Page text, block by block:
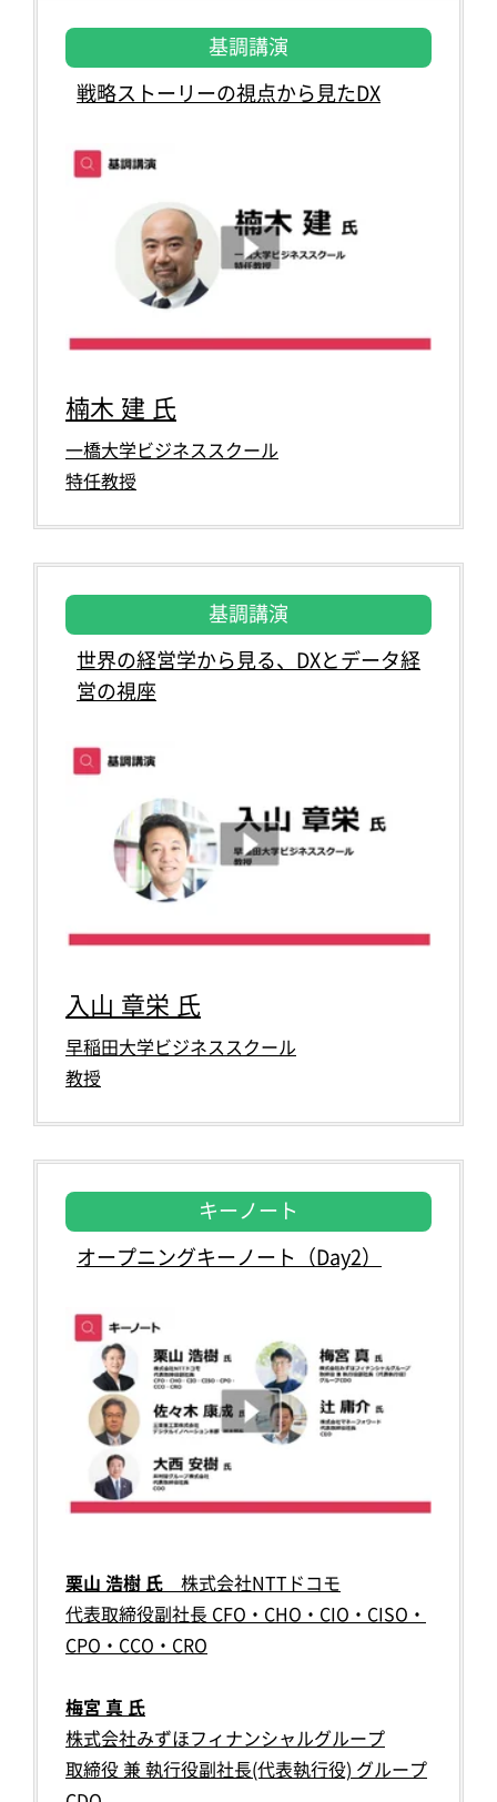
基調講演
戦略ストーリーの視点から見たDX
楠木 建 氏
一橋大学ビジネススクール
特任教授
基調講演
世界の経営学から見る、DXとデータ経
営の視座
入山 章栄 氏
早稲田大学ビジネススクール
教授
キーノート
オープニングキーノート（Day2）
栗山 浩樹 氏 株式会社NTTドコモ
代表取締役副社長 CFO・CHO・CIO・CISO・
CPO・CCO・CRO
梅宮 真 氏
株式会社みずほフィナンシャルグループ
取締役 兼 執行役副社長(代表執行役) グループ